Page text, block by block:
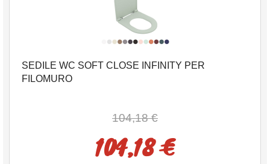
SEDILE WC SOFT CLOSE INFINITY PER
FILOMURO
104,18 €
104,18 €